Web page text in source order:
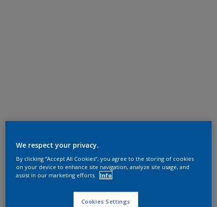
We respect your privacy.
By clicking “Accept All Cookies”, you agree to the storing of cookies
on your device to enhance site navigation, analyze site usage, and
assist in our marketing efforts.
Info
Cookies Settings